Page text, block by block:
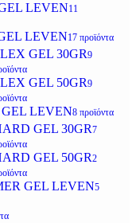
LEVEN11
LEVEN17 προϊόντα
GEL 30GR9
GEL 50GR9
LEVEN8 προϊόντα
GEL 30GR7
GEL 50GR2
GEL LEVEN5